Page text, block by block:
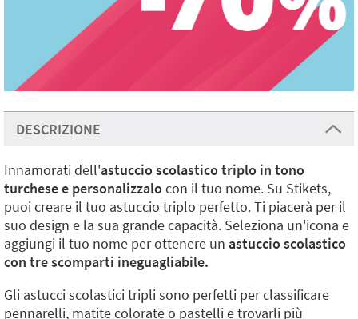
DESCRIZIONE
Innamorati dell'astuccio scolastico triplo in tono
turchese e personalizzalocon il tuo nome. Su Stikets,
puoi creare il tuo astuccio triplo perfetto. Ti piacerà per il
suo design e la sua grande capacità. Seleziona un'icona e
aggiungi il tuo nome per ottenere un astuccio scolastico
con tre scomparti ineguagliabile.
Gli astucci scolastici tripli sono perfetti per classificare
pennarelli, matite colorate o pastelli e trovarli più